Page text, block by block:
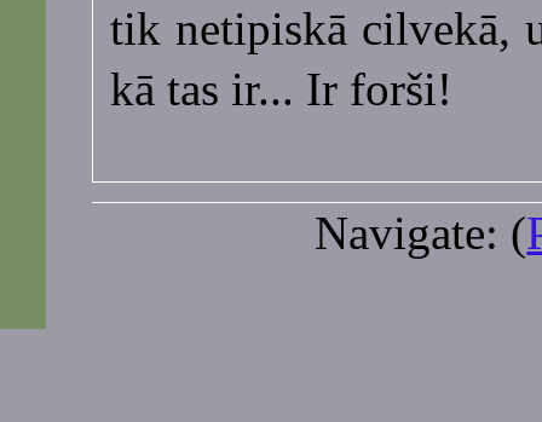
tik netipiskā cilvekā,
kā tas ir... Ir forši!
Navigate: (